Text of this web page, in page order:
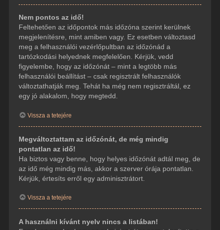
Nem pontos az idő!
Feltehetően az időpontok más időzóna szerint kerülnek
megjelenítésre, mint amiben vagy. Ez esetben változtasd
meg a felhasználói vezérlőpultban az időzónád a
tartózkodási helyednek megfelelően. Kérjük, vedd
figyelembe, hogy az időzónát – mint a legtöbb más
felhasználói beállítást – csak regisztrált felhasználók
változtathatják meg. Tehát ha még nem regisztráltál, ez
egy jó alakalom, hogy megtedd.
Vissza a tetejére
Megváltoztattam az időzónát, de még mindig
pontatlan az idő!
Ha biztos vagy benne, hogy helyes időzónát adtál meg, de
az idő még mindig más, akkor a szerver órája pontatlan.
Kérjük, értesíts erről egy adminisztrátort.
Vissza a tetejére
A használni kívánt nyelv nincs a listában!